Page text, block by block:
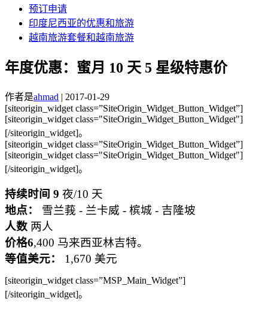
预订申请
印度尼西亚的优惠和旅游
越南旅游套餐和越南旅游
年度优惠：蜜月 10 天 5 星级特惠价
作者是ahmad | 2017-01-29
[siteorigin_widget class=”SiteOrigin_Widget_Button_Widget”]
[siteorigin_widget class="SiteOrigin_Widget_Button_Widget"]
[/siteorigin_widget]。
[siteorigin_widget class=”SiteOrigin_Widget_Button_Widget”]
[siteorigin_widget class="SiteOrigin_Widget_Button_Widget"]
[/siteorigin_widget]。
持续时间 9 夜/10 天
地点： 雪兰莪 - 兰卡威 - 槟城 - 吉隆坡
人数 两人
价格6,400 马来西亚林吉特。
等值美元：
1,670 美元
[siteorigin_widget class=”MSP_Main_Widget”]
[/siteorigin_widget]。